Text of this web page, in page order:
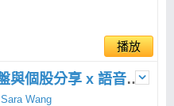
播放
SARA EP.368｜07.30大盤與個股分享 x 語音直播
Sara Wang